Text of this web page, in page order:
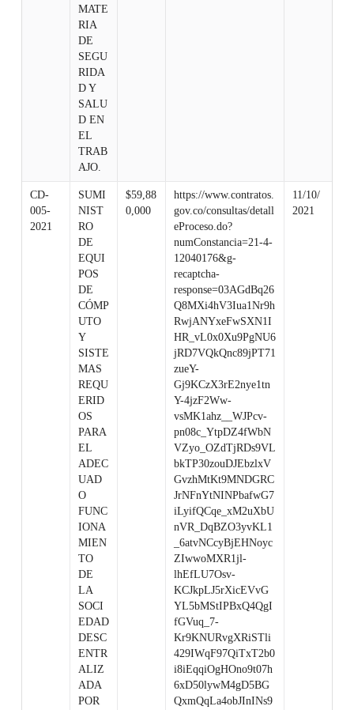
MATE
RIA
DE
SEGU
RIDA
D Y
SALU
D EN
EL
TRAB
AJO.
CD-
005-
2021
SUMI
NIST
RO
DE
EQUI
POS
DE
CÓMP
UTO
Y
SISTE
MAS
REQU
ERID
OS
PARA
EL
ADEC
UAD
O
FUNC
IONA
MIEN
TO
DE
LA
SOCI
EDAD
DESC
ENTR
ALIZ
ADA
POR
$59,88
0,000
https://www.contratos.
gov.co/consultas/detall
eProceso.do?
numConstancia=21-4-
12040176&g-
recaptcha-
response=03AGdBq26
Q8MXi4hV3Iua1Nr9h
RwjANYxeFwSXN1I
HR_vL0x0Xu9PgNU6
jRD7VQkQnc89jPT71
zueY-
Gj9KCzX3rE2nye1tn
Y-4jzF2Ww-
vsMK1ahz__WJPcv-
pn08c_YtpDZ4fWbN
VZyo_OZdTjRDs9VL
bkTP30zouDJEbzlxV
GvzhMtKt9MNDGRC
JrNFnYtNINPbafwG7
iLyifQCqe_xM2uXbU
nVR_DqBZO3yvKL1
_6atvNCcyBjEHNoyc
ZIwwoMXR1jl-
lhEfLU7Osv-
KCJkpLJ5rXicEVvG
YL5bMStIPBxQ4QgI
fGVuq_7-
Kr9KNURvgXRiSTli
429IWqF97QiTxT2b0
i8iEqqiOgHOno9t07h
6xD50lywM4gD5BG
QxmQqLa4obJInINs9
11/10/
2021